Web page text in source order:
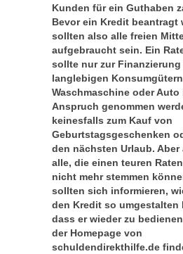
Kunden für ein Guthaben
Bevor ein Kredit beantragt
sollten also alle freien
aufgebraucht sein. Ein
sollte nur zur Finanzierung
langlebigen
Waschmaschine oder Auto
Anspruch genommen
keinesfalls zum Kauf von
Geburtstagsgeschenken
den nächsten Urlaub. Aber
alle, die einen teuren
nicht mehr stemmen
sollten sich informieren,
den Kredit so umgestalten
dass er wieder zu
der Homepage von
schuldendirekthilfe.de